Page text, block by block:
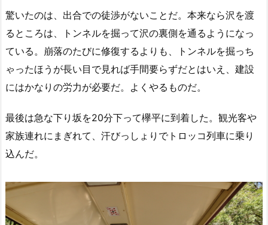
驚いたのは、出合での徒渉がないことだ。本来なら沢を渡
るところは、トンネルを掘って沢の裏側を通るようになっ
ている。崩落のたびに修復するよりも、トンネルを掘っち
ゃったほうが長い目で見れば手間要らずだとはいえ、建設
にはかなりの労力が必要だ。よくやるものだ。
最後は急な下り坂を20分下って欅平に到着した。観光客や
家族連れにまぎれて、汗びっしょりでトロッコ列車に乗り
込んだ。